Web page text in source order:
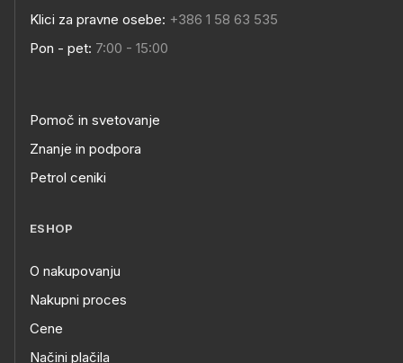
Klici za pravne osebe: +386 1 58 63 535
Pon - pet: 7:00 - 15:00
Pomoč in svetovanje
Znanje in podpora
Petrol ceniki
ESHOP
O nakupovanju
Nakupni proces
Cene
Načini plačila